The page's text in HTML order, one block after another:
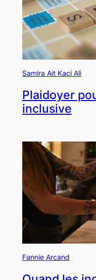
Samira Ait Kaci Ali
Plaidoyer
inclusive
Fannie Arcand